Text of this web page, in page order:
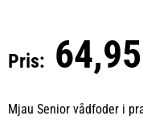
Pris:
Mjau Senior vådfoder i